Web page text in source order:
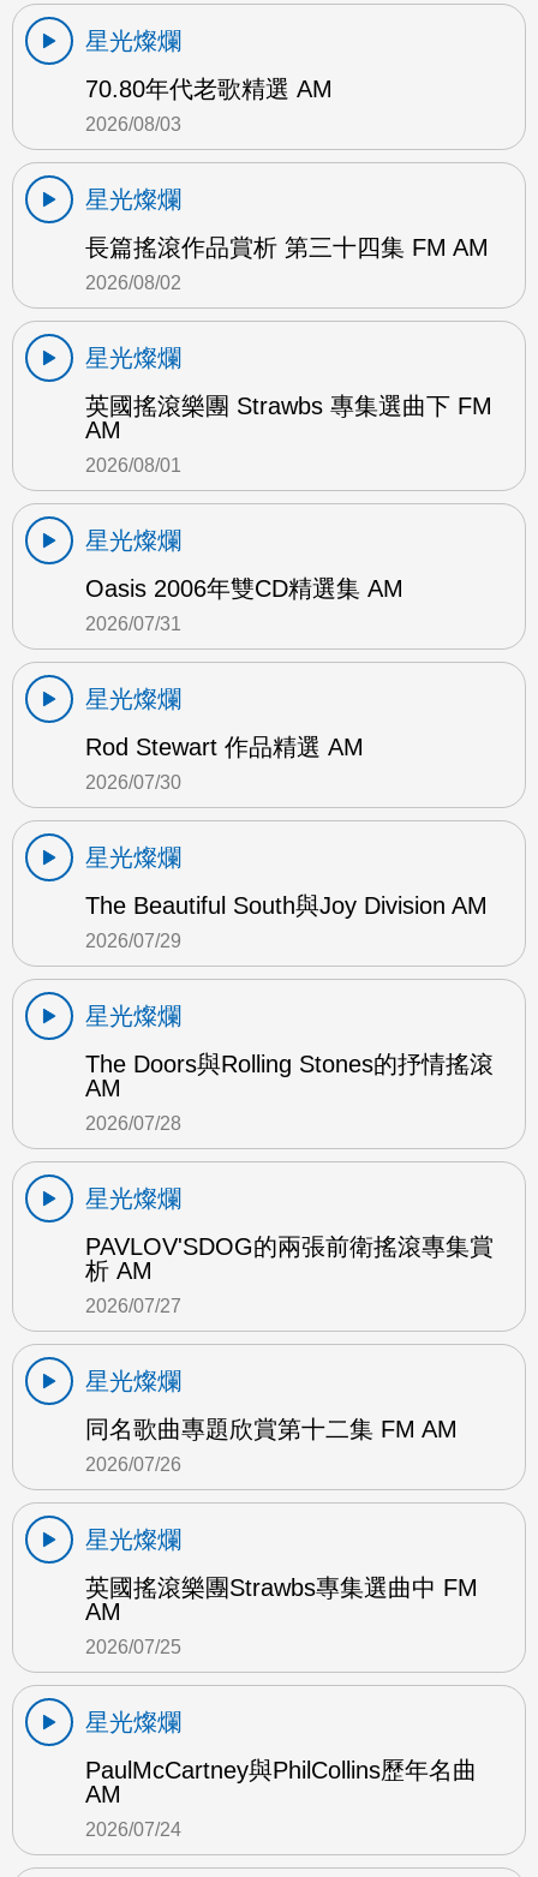
星光燦爛
70.80年代老歌精選 AM
2026/08/03
星光燦爛
長篇搖滾作品賞析 第三十四集 FM AM
2026/08/02
星光燦爛
英國搖滾樂團 Strawbs 專集選曲下 FM
AM
2026/08/01
星光燦爛
Oasis 2006年雙CD精選集 AM
2026/07/31
星光燦爛
Rod Stewart 作品精選 AM
2026/07/30
星光燦爛
The Beautiful South與Joy Division AM
2026/07/29
星光燦爛
The Doors與Rolling Stones的抒情搖滾
AM
2026/07/28
星光燦爛
PAVLOV'SDOG的兩張前衛搖滾專集賞
析 AM
2026/07/27
星光燦爛
同名歌曲專題欣賞第十二集 FM AM
2026/07/26
星光燦爛
英國搖滾樂團Strawbs專集選曲中 FM
AM
2026/07/25
星光燦爛
PaulMcCartney與PhilCollins歷年名曲
AM
2026/07/24